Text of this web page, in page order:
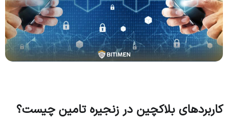
کاربردهای بلاکچین در زنجیره تامین چیست؟